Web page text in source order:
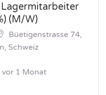
(M/W)
Büetigenstrasse 74,
Schweiz
1 Monat